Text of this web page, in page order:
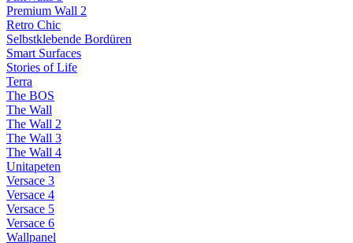
Premium Wall 2
Retro Chic
Selbstklebende Bordüren
Smart Surfaces
Stories of Life
Terra
The BOS
The Wall
The Wall 2
The Wall 3
The Wall 4
Unitapeten
Versace 3
Versace 4
Versace 5
Versace 6
Wallpanel